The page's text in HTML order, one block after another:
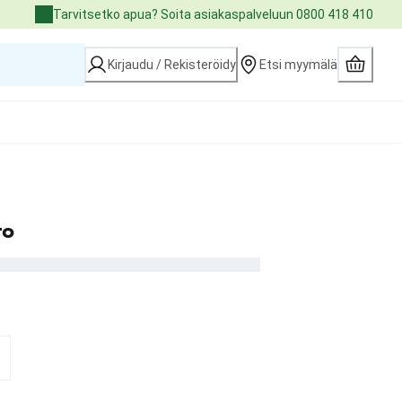
Tarvitsetko apua? Soita asiakaspalveluun 0800 418 410
Kirjaudu / Rekisteröidy Etsi myymälä